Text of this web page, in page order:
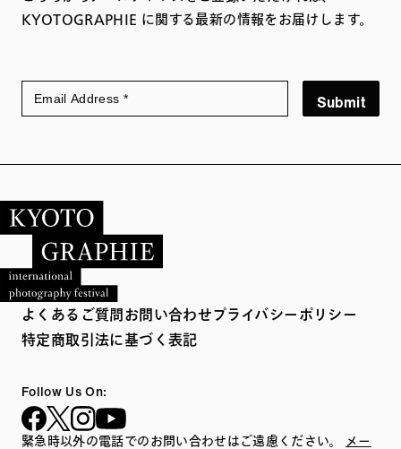
KYOTOGRAPHIE に関する最新の情報をお届けします。
Submit
よくあるご質問お問い合わせプライバシーポリシー
特定商取引法に基づく表記
Follow Us On:
緊急時以外の電話でのお問い合わせはご遠慮ください。 メー